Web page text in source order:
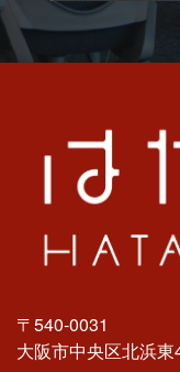
〒540-0031
大阪市中央区北浜